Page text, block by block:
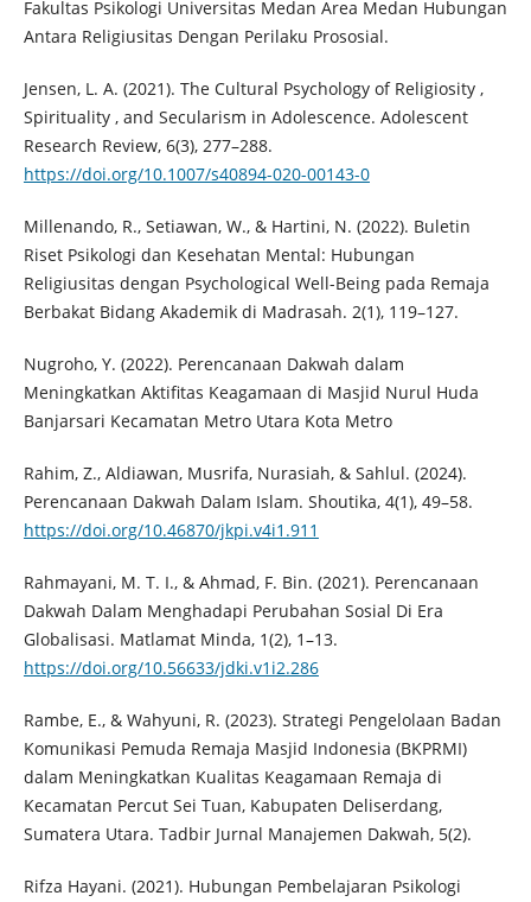
Fakultas Psikologi Universitas Medan Area Medan Hubungan
Antara Religiusitas Dengan Perilaku Prososial.
Jensen, L. A. (2021). The Cultural Psychology of Religiosity ,
Spirituality , and Secularism in Adolescence. Adolescent
Research Review, 6(3), 277–288.
https://doi.org/10.1007/s40894-020-00143-0
Millenando, R., Setiawan, W., & Hartini, N. (2022). Buletin
Riset Psikologi dan Kesehatan Mental: Hubungan
Religiusitas dengan Psychological Well-Being pada Remaja
Berbakat Bidang Akademik di Madrasah. 2(1), 119–127.
Nugroho, Y. (2022). Perencanaan Dakwah dalam
Meningkatkan Aktifitas Keagamaan di Masjid Nurul Huda
Banjarsari Kecamatan Metro Utara Kota Metro
Rahim, Z., Aldiawan, Musrifa, Nurasiah, & Sahlul. (2024).
Perencanaan Dakwah Dalam Islam. Shoutika, 4(1), 49–58.
https://doi.org/10.46870/jkpi.v4i1.911
Rahmayani, M. T. I., & Ahmad, F. Bin. (2021). Perencanaan
Dakwah Dalam Menghadapi Perubahan Sosial Di Era
Globalisasi. Matlamat Minda, 1(2), 1–13.
https://doi.org/10.56633/jdki.v1i2.286
Rambe, E., & Wahyuni, R. (2023). Strategi Pengelolaan Badan
Komunikasi Pemuda Remaja Masjid Indonesia (BKPRMI)
dalam Meningkatkan Kualitas Keagamaan Remaja di
Kecamatan Percut Sei Tuan, Kabupaten Deliserdang,
Sumatera Utara. Tadbir Jurnal Manajemen Dakwah, 5(2).
Rifza Hayani. (2021). Hubungan Pembelajaran Psikologi